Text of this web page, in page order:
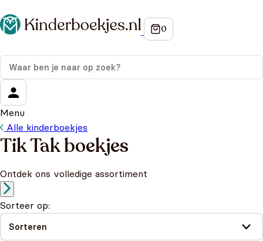
Menu
Alle kinderboekjes
Tik Tak boekjes
Ontdek ons volledige assortiment
Sorteer op: